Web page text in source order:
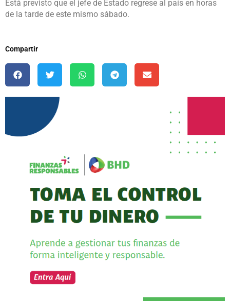
Está previsto que el jefe de Estado regrese al país en horas
de la tarde de este mismo sábado.
Compartir